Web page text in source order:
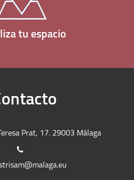
tu espacio
Prat, 17. 29003 Málaga